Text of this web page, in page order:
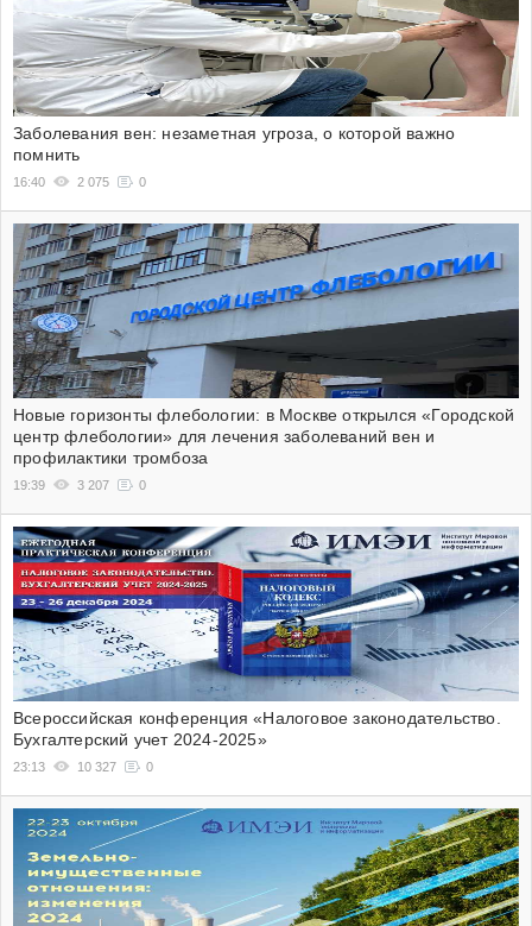
Заболевания вен: незаметная угроза, о которой важно
помнить
16:40 2 075 0
Новые горизонты флебологии: в Москве открылся «Городской
центр флебологии» для лечения заболеваний вен и
профилактики тромбоза
19:39 3 207 0
Всероссийская конференция «Налоговое законодательство.
Бухгалтерский учет 2024-2025»
23:13 10 327 0